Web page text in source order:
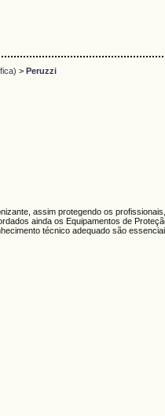
> Peruzzi
assim protegendo os
ainda os Equipamentos de
técnico adequado são